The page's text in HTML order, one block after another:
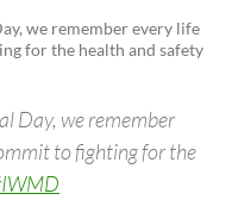
we remember every life
for the health and safety
Day, we remember
to fighting for the